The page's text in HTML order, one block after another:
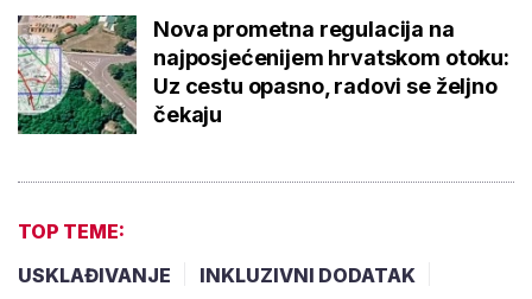
Nova prometna regulacija na
najposjećenijem hrvatskom otoku:
Uz cestu opasno, radovi se željno
čekaju
TOP TEME:
USKLAĐIVANJE
INKLUZIVNI DODATAK